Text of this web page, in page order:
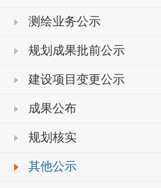
测绘业务公示
规划成果批前公示
建设项目变更公示
成果公布
规划核实
其他公示